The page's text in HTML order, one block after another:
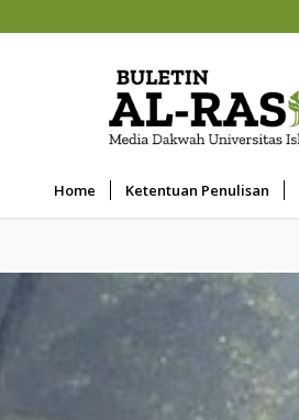
Home Ketentuan Penulisan